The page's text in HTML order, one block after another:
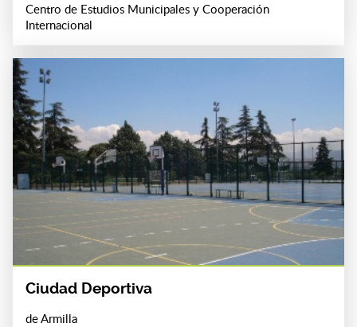
Centro de Estudios Municipales y Cooperación
Internacional
Ciudad Deportiva
de Armilla